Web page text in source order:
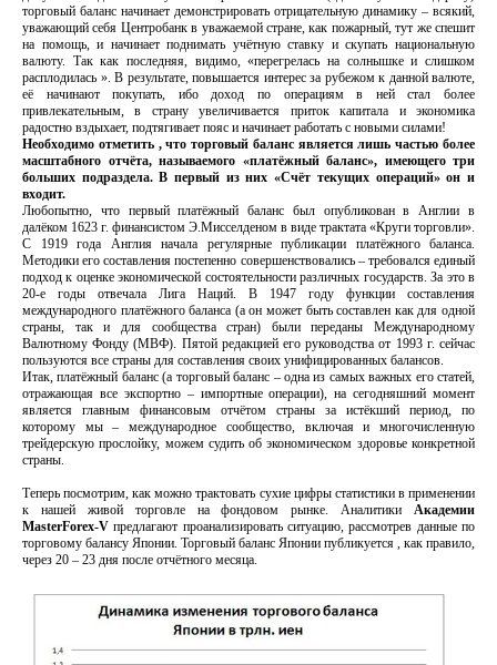
торговый баланс начинает демонстрировать отрицательную динамику – всякий,
уважающий себя Центробанк в уважаемой стране, как пожарный, тут же спешит
на помощь, и начинает поднимать учётную ставку и скупать национальную
валюту. Так как последняя, видимо, «перегрелась на солнышке и слишком
расплодилась ». В результате, повышается интерес за рубежом к данной валюте,
её начинают покупать, ибо доход по операциям в ней стал более
привлекательным, в страну увеличивается приток капитала и экономика
радостно вздыхает, подтягивает пояс и начинает работать с новыми силами!
Необходимо отметить , что торговый баланс является лишь частью более
масштабного отчёта, называемого «платёжный баланс», имеющего три
больших подраздела. В первый из них «Счёт текущих операций» он и
входит.
Любопытно, что первый платёжный баланс был опубликован в Англии в
далёком 1623 г. финансистом Э.Мисселденом в виде трактата «Круги торговли».
С 1919 года Англия начала регулярные публикации платёжного баланса.
Методики его составления постепенно совершенствовались – требовался единый
подход к оценке экономической состоятельности различных государств. За это в
20-е годы отвечала Лига Наций. В 1947 году функции составления
международного платёжного баланса (а он может быть составлен как для одной
страны, так и для сообщества стран) были переданы Международному
Валютному Фонду (МВФ). Пятой редакцией его руководства от 1993 г. сейчас
пользуются все страны для составления своих унифицированных балансов.
Итак, платёжный баланс (а торговый баланс – одна из самых важных его статей,
отражающая все экспортно – импортные операции), на сегодняшний момент
является главным финансовым отчётом страны за истёкший период, по
которому мы – международное сообщество, включая и многочисленную
трейдерскую прослойку, можем судить об экономическом здоровье конкретной
страны.
Теперь посмотрим, как можно трактовать сухие цифры статистики в применении
к нашей живой торговле на фондовом рынке. Аналитики Академии
MasterForex-Vпредлагают проанализировать ситуацию, рассмотрев данные по
торговому балансу Японии. Торговый баланс Японии публикуется , как правило,
через 20 – 23 дня после отчётного месяца.